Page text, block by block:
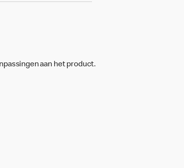
aan het product.